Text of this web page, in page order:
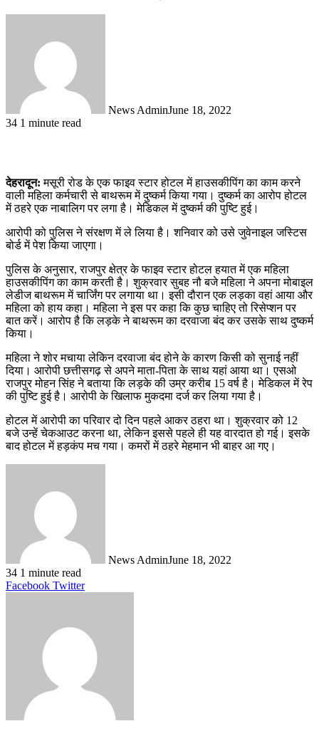
News AdminJune 18, 2022
34 1 minute read
देहरादून: मसूरी रोड के एक फाइव स्टार होटल में हाउसकीपिंग का काम करने
वाली महिला कर्मचारी से बाथरूम में दुष्कर्म किया गया। दुष्कर्म का आरोप होटल
में ठहरे एक नाबालिग पर लगा है। मेडिकल में दुष्कर्म की पुष्टि हुई।
आरोपी को पुलिस ने संरक्षण में ले लिया है। शनिवार को उसे जुवेनाइल जस्टिस
बोर्ड में पेश किया जाएगा।
पुलिस के अनुसार, राजपुर क्षेत्र के फाइव स्टार होटल हयात में एक महिला
हाउसकीपिंग का काम करती है। शुक्रवार सुबह नौ बजे महिला ने अपना मोबाइल
लेडीज बाथरूम में चार्जिंग पर लगाया था। इसी दौरान एक लड़का वहां आया और
महिला को हाय कहा। महिला ने इस पर कहा कि कुछ चाहिए तो रिसेप्शन पर
बात करें। आरोप है कि लड़के ने बाथरूम का दरवाजा बंद कर उसके साथ दुष्कर्म
किया।
महिला ने शोर मचाया लेकिन दरवाजा बंद होने के कारण किसी को सुनाई नहीं
दिया। आरोपी छत्तीसगढ़ से अपने माता-पिता के साथ यहां आया था। एसओ
राजपुर मोहन सिंह ने बताया कि लड़के की उम्र करीब 15 वर्ष है। मेडिकल में रेप
की पुष्टि हुई है। आरोपी के खिलाफ मुकदमा दर्ज कर लिया गया है।
होटल में आरोपी का परिवार दो दिन पहले आकर ठहरा था। शुक्रवार को 12
बजे उन्हें चेकआउट करना था, लेकिन इससे पहले ही यह वारदात हो गई। इसके
बाद होटल में हड़कंप मच गया। कमरों में ठहरे मेहमान भी बाहर आ गए।
News AdminJune 18, 2022
34 1 minute read
Facebook TwitterLinkedIn
Tumblr
Pinterest
Reddit
VKontakte
Share
Print